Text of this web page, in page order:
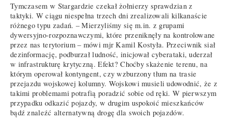
Tymczasem w Stargardzie czekał żołnierzy sprawdzian z
taktyki. W ciągu niespełna trzech dni zrealizowali kilkanaście
różnego typu zadań. – Mierzyliśmy się m.in. z grupami
dywersyjno-rozpoznawczymi, które przeniknęły na kontrolowane
przez nas terytorium – mówi mjr Kamil Kostyła. Przeciwnik siał
dezinformację, podburzał ludność, inicjował cyberataki, uderzał
w infrastrukturę krytyczną. Efekt? Choćby skażenie terenu, na
którym operował kontyngent, czy wzburzony tłum na trasie
przejazdu wojskowej kolumny. Wojskowi musieli udowodnić, że z
takimi problemami potrafią poradzić sobie od ręki. W pierwszym
przypadku odkazić pojazdy, w drugim uspokoić mieszkańców
bądź znaleźć alternatywną drogę dla swoich pojazdów.